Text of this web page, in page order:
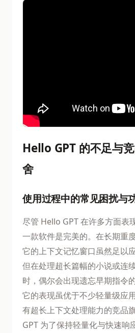
Hello GPT 的不足与
舍
使用过程中的常见困扰与
尽管 Hello GPT 在许多方面表
一款软件是完美的。在长期重
它的上下文记忆窗口虽然足以
但在处理超长篇幅的小说或连
时，偶尔会出现遗忘早期指令
它的表现虽优于不少轻量级应
有超长上下文处理能力的竞品
GPT 为了保持轻量化与快速响